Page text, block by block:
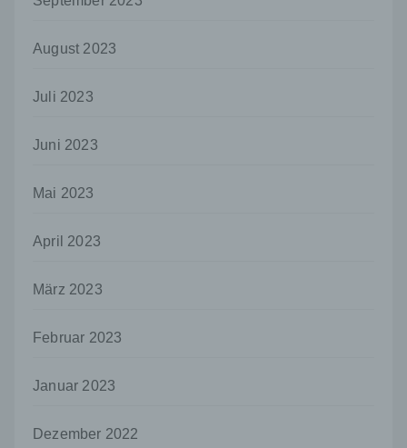
August 2023
Juli 2023
Juni 2023
Mai 2023
April 2023
März 2023
Februar 2023
Januar 2023
Dezember 2022
Verarbeitung durch das Unionsrecht oder
so kann der Verantwortliche
Unionsrecht oder dem Recht der
h) Auftragsverarbeiter
juristische Person, Behörde, Einrichtung
verarbeitet.
Stelle, der personenbezogene Daten
nicht. Behörden, die im Rahmen eines